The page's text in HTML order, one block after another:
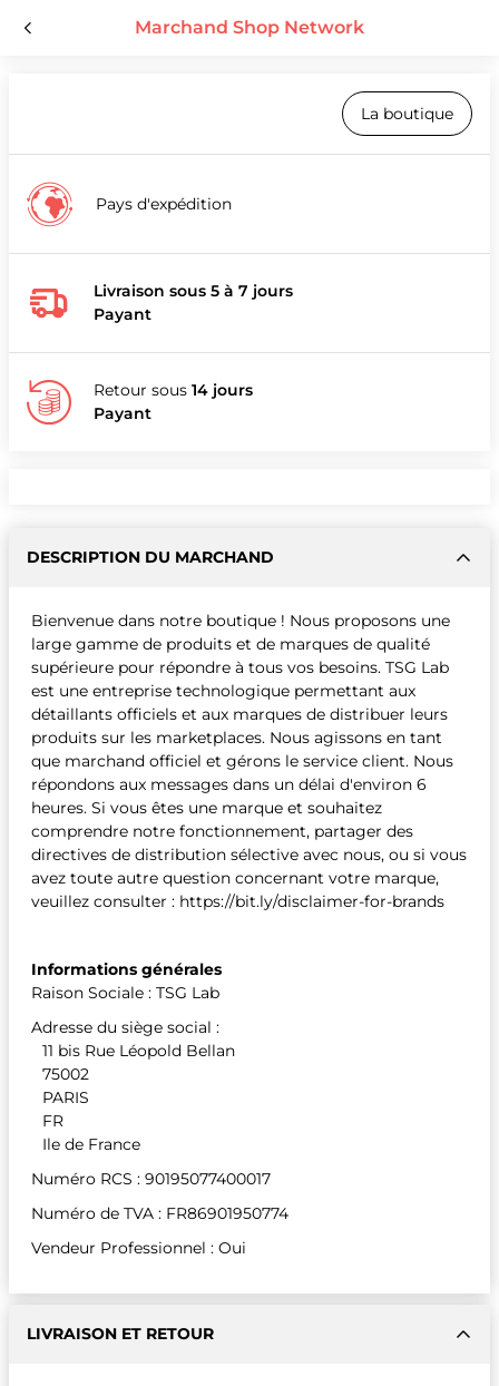
Marchand Shop Network
La boutique
Pays d'expédition
Livraison sous 5 à 7 jours
Payant
Retour sous 14 jours
Payant
DESCRIPTION DU MARCHAND
Bienvenue dans notre boutique ! Nous proposons une
large gamme de produits et de marques de qualité
supérieure pour répondre à tous vos besoins. TSG Lab
est une entreprise technologique permettant aux
détaillants officiels et aux marques de distribuer leurs
produits sur les marketplaces. Nous agissons en tant
que marchand officiel et gérons le service client. Nous
répondons aux messages dans un délai d'environ 6
heures. Si vous êtes une marque et souhaitez
comprendre notre fonctionnement, partager des
directives de distribution sélective avec nous, ou si vous
avez toute autre question concernant votre marque,
veuillez consulter : https://bit.ly/disclaimer-for-brands
Informations générales
Raison Sociale : TSG Lab
Adresse du siège social :
11 bis Rue Léopold Bellan
75002
PARIS
FR
Ile de France
Numéro RCS : 90195077400017
Numéro de TVA : FR86901950774
Vendeur Professionnel : Oui
LIVRAISON ET RETOUR